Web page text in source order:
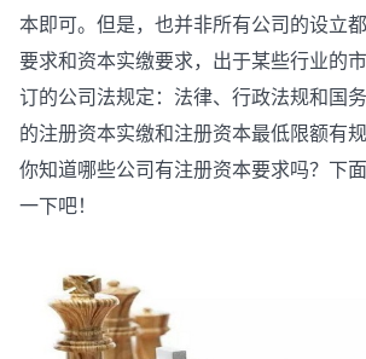
本即可。但是，也并非所有公司的设立
要求和资本实缴要求，出于某些行业的
订的公司法规定：法律、行政法规和国
的注册资本实缴和注册资本最低限额有
你知道哪些公司有注册资本要求吗？下
一下吧！